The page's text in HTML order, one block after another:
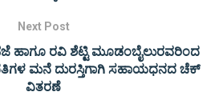
Next Post
ರವಿ ಶೆಟ್ಟಿ ಮೂಡಂಬೈಲುರವರಿಂದ
ಮನೆ ದುರಸ್ತಿಗಾಗಿ ಸಹಾಯಧನದ ಚೆಕ್
ವಿತರಣೆ